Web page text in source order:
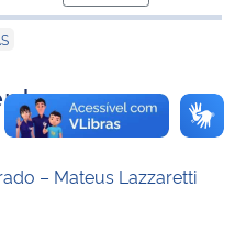
para área de
– Mateus Lazzaretti